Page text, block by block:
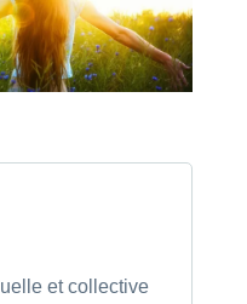
et collective